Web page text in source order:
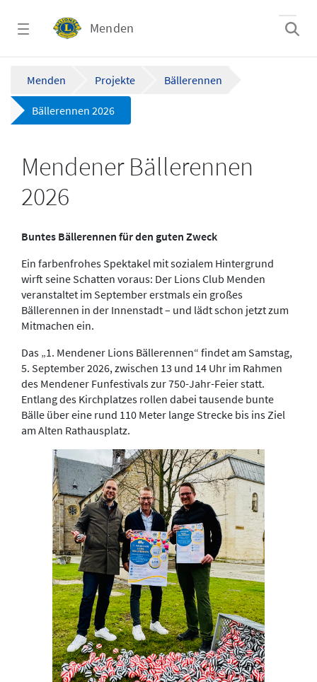
Menden
Menden Projekte Bällerennen
Bällerennen 2026
Mendener Bällerennen
2026
Buntes Bällerennen für den guten Zweck
Ein farbenfrohes Spektakel mit sozialem Hintergrund
wirft seine Schatten voraus: Der Lions Club Menden
veranstaltet im September erstmals ein großes
Bällerennen in der Innenstadt – und lädt schon jetzt zum
Mitmachen ein.
Das „1. Mendener Lions Bällerennen“ findet am Samstag,
5. September 2026, zwischen 13 und 14 Uhr im Rahmen
des Mendener Funfestivals zur 750-Jahr-Feier statt.
Entlang des Kirchplatzes rollen dabei tausende bunte
Bälle über eine rund 110 Meter lange Strecke bis ins Ziel
am Alten Rathausplatz.